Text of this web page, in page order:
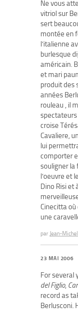
Ne vous
vitriol sur
sert
montée en
l’italienne
burlesque
américain.
et mari
produit des
années
rouleau , il
spectateurs
croise
Cavaliere,
lui
comporter
souligner la
l’oeuvre et
Dino Risi et
Cinecitta où
une
par Jean-
23 MAI 2006
For several
del Figlio,
record as
Berlusconi.